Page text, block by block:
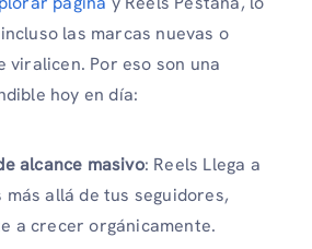
las marcas nuevas o
viralicen. Por eso son una
hoy en día:
alcance masivo: Reels Llega a
más allá de tus seguidores,
a crecer orgánicamente.